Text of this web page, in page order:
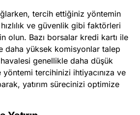
tercih ettiğiniz yöntemin
ve güvenlik gibi faktörleri
olun. Bazı borsalar kredi kartı ile
daha yüksek komisyonlar talep
genellikle daha düşük
tercihinizi ihtiyacınıza ve
yatırım sürecinizi optimize